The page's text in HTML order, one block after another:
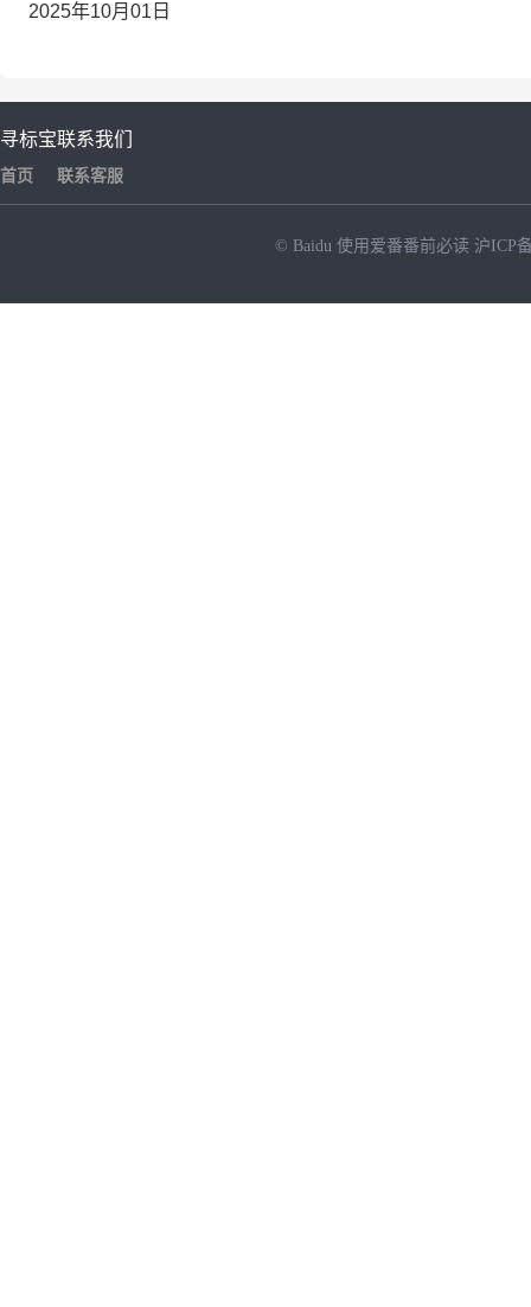
2025年10月01日
寻标宝
首页
联系我们
联系客服
© Baidu 使用爱番番前必读 沪ICP